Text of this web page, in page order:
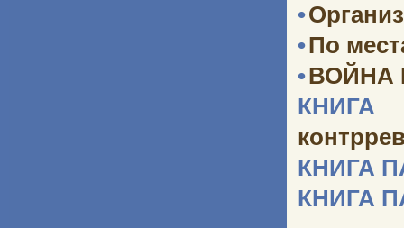
•
•По
•ВОЙНА
КНИГА
КНИГА
КНИГА